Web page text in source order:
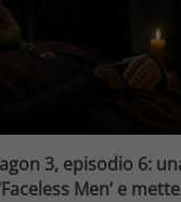
3, episodio 6:
Men’ e